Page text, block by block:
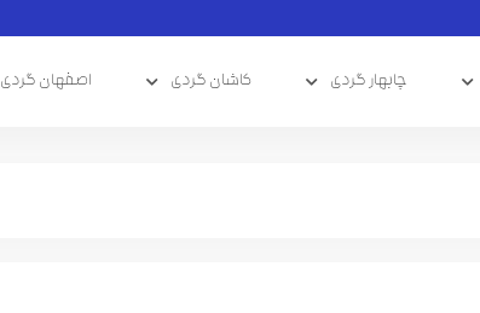
چابهار گردی کاشان گردی اصفهان گردی